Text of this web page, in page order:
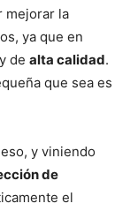
mejorar la
ya que en
y de alta calidad.
que sea es
y viniendo
de
el